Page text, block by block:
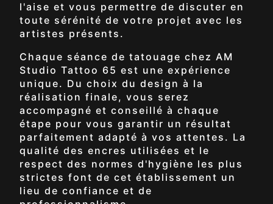
l'aise et vous permettre de discuter en
toute sérénité de votre projet avec les
artistes présents.
Chaque séance de tatouage chez AM
Studio Tattoo 65 est une expérience
unique. Du choix du design à la
réalisation finale, vous serez
accompagné et conseillé à chaque
étape pour vous garantir un résultat
parfaitement adapté à vos attentes. La
qualité des encres utilisées et le
respect des normes d'hygiène les plus
strictes font de cet établissement un
lieu de confiance et de